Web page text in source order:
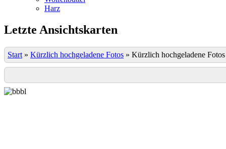
Harz
Letzte Ansichtskarten
Start » Kürzlich hochgeladene Fotos » Kürzlich hochgeladene Fotos